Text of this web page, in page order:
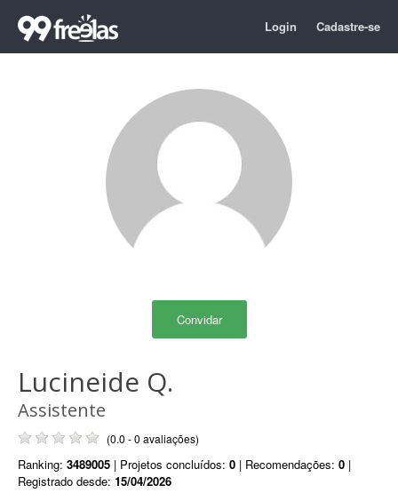
Login Cadastre-se
Convidar
Lucineide Q.
Assistente
(0.0 - 0 avaliações)
Ranking: 3489005 | Projetos concluídos: 0 | Recomendações: 0 |
Registrado desde: 15/04/2026